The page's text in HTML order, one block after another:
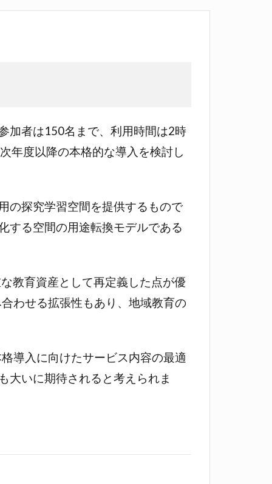
加者は150名まで、利用時間は2時
年度以降の本格的な導入を検討し
の探究学習空間を提供するもので
する空間の用途転換モデルである
教育資産として再定義した点が優
わせる拡張性もあり、地域教育の
導入に向けたサービス内容の最適
大いに期待されると考えられま